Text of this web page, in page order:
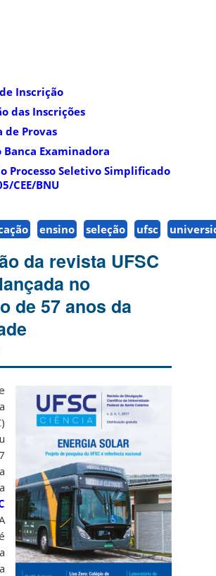
Inscrição
das Inscrições
de Provas
Banca Examinadora
Processo Seletivo Simplificado
CEE/BNU
ensino seleção ufsc
da revista UFSC
no
de 57 anos da